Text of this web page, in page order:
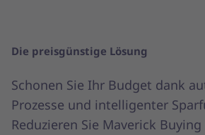
Die preisgünstige Lösung
Schonen Sie Ihr Budget dank
Prozesse und intelligenter
Reduzieren Sie Maverick